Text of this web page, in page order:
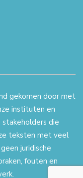
gekomen door met
instituten en
die
teksten met veel
juridische
fouten en